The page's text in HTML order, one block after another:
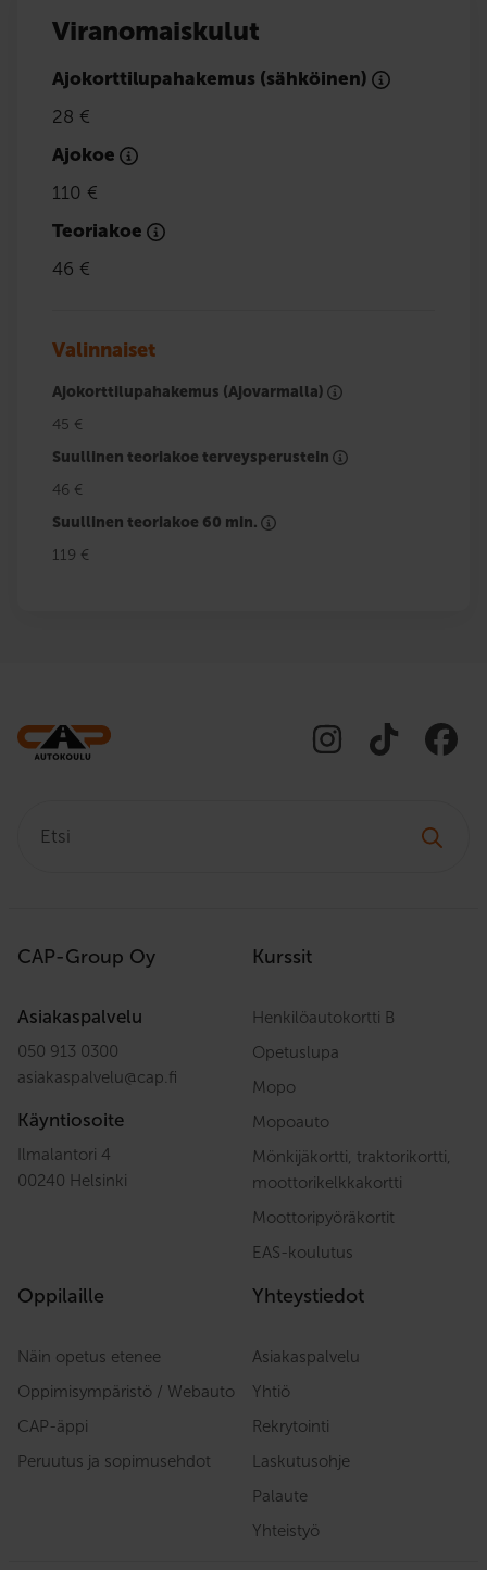
Viranomaiskulut
Ajokorttilupahakemus (sähköinen)
28 €
Ajokoe
110 €
Teoriakoe
46 €
Valinnaiset
Ajokorttilupahakemus (Ajovarmalla)
45 €
Suullinen teoriakoe terveysperustein
46 €
Suullinen teoriakoe 60 min.
119 €
CAP-Group Oy
Asiakaspalvelu
050 913 0300
asiakaspalvelu@cap.fi
Käyntiosoite
Ilmalantori 4
00240 Helsinki
Kurssit
Henkilöautokortti B
Opetuslupa
Mopo
Mopoauto
Mönkijäkortti, traktorikortti,
moottorikelkkakortti
Moottoripyöräkortit
EAS-koulutus
Oppilaille
Näin opetus etenee
Oppimisympäristö / Webauto
CAP-äppi
Peruutus ja sopimusehdot
Yhteystiedot
Asiakaspalvelu
Yhtiö
Rekrytointi
Laskutusohje
Palaute
Yhteistyö